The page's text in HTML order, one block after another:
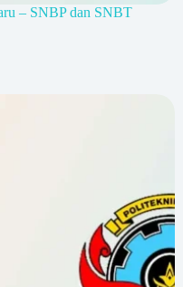
– SNBP dan SNBT